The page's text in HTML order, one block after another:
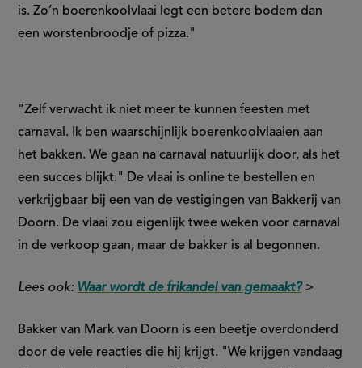
is. Zo’n boerenkoolvlaai legt een betere bodem dan
een worstenbroodje of pizza."
"Zelf verwacht ik niet meer te kunnen feesten met
carnaval. Ik ben waarschijnlijk boerenkoolvlaaien aan
het bakken. We gaan na carnaval natuurlijk door, als het
een succes blijkt." De vlaai is online te bestellen en
verkrijgbaar bij een van de vestigingen van Bakkerij van
Doorn. De vlaai zou eigenlijk twee weken voor carnaval
in de verkoop gaan, maar de bakker is al begonnen.
Lees ook: Waar wordt de frikandel van gemaakt?>
Bakker van Mark van Doorn is een beetje overdonderd
door de vele reacties die hij krijgt. "We krijgen vandaag